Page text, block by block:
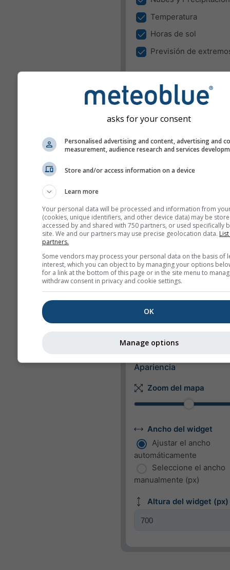
Temperatura
Horas de sol
Previsión de
El Widget puede mostrar el
en un lugar predefinido o
detectar el lugar de todos los
Utilizar el lugar actual
Detectar lugar del
Temperatura
C
F
Métrico
Imperial
Velocidad del viento
m/s
Apariencia
Zoom del mapa
Ancho del widget
Ajustar el ancho
automáticamente
Seleccione el ancho
manualmente (px)
Altura del widget (px)
asks for your consent
Personalised advertising and content, advertising and
measurement, audience research and services
Store and/or access information on a device
Learn more
Your personal data will be processed and information from
(cookies, unique identifiers, and other device data) may be
accessed by and shared with 750 partners, or used specifically
site. We and our partners may use precise geolocation data.
partners.
Some vendors may process your personal data on the basis of
interest, which you can object to by managing your options
for a link at the bottom of this page or in the site menu to
withdraw consent in privacy and cookie settings.
OK
Manage options